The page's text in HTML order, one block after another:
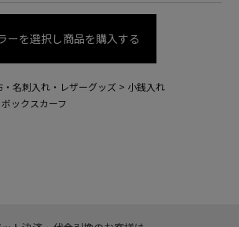
ーを選択し商品を購入する
・名刺入れ・レザーグッズ
小銭入れ
ックスカーフ